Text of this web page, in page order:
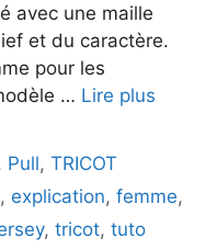
avec une maille
et du caractère.
pour les
… Lire plus
, Pull,TRICOT
, explication,femme,
, tricot, tuto